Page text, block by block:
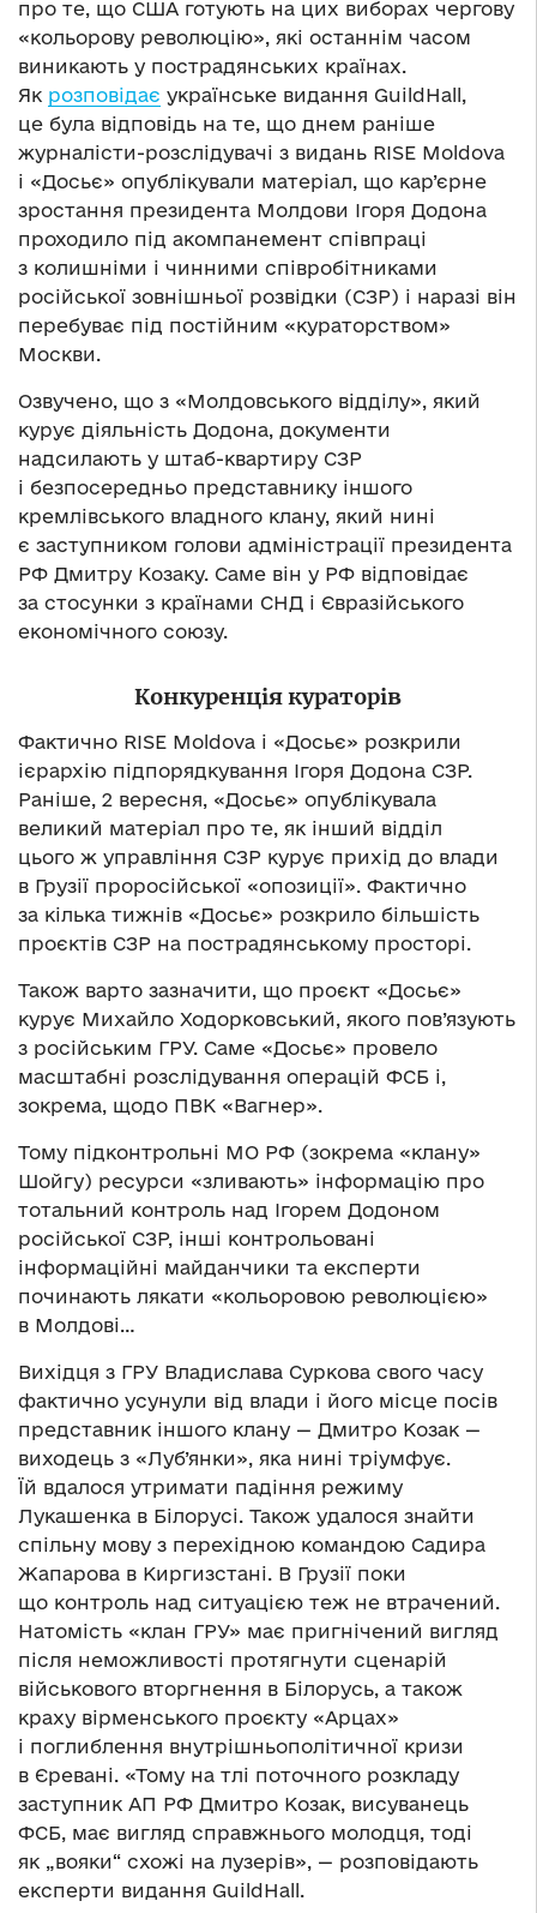
про те, що США готують на цих виборах чергову
«кольорову революцію», які останнім часом
виникають у пострадянських країнах.
Як розповідає українське видання GuildHall,
це була відповідь на те, що днем раніше
журналісти-розслідувачі з видань RISE Moldova
і «Досьє» опублікували матеріал, що кар’єрне
зростання президента Молдови Ігоря Додона
проходило під акомпанемент співпраці
з колишніми і чинними співробітниками
російської зовнішньої розвідки (СЗР) і наразі він
перебуває під постійним «кураторством»
Москви.
Озвучено, що з «Молдовського відділу», який
курує діяльність Додона, документи
надсилають у штаб-квартиру СЗР
і безпосередньо представнику іншого
кремлівського владного клану, який нині
є заступником голови адміністрації президента
РФ Дмитру Козаку. Саме він у РФ відповідає
за стосунки з країнами СНД і Євразійського
економічного союзу.
Конкуренція кураторів
Фактично RISE Moldova і «Досьє» розкрили
ієрархію підпорядкування Ігоря Додона СЗР.
Раніше, 2 вересня, «Досьє» опублікувала
великий матеріал про те, як інший відділ
цього ж управління СЗР курує прихід до влади
в Грузії проросійської «опозиції». Фактично
за кілька тижнів «Досьє» розкрило більшість
проєктів СЗР на пострадянському просторі.
Також варто зазначити, що проєкт «Досьє»
курує Михайло Ходорковський, якого пов’язують
з російським ГРУ. Саме «Досьє» провело
масштабні розслідування операцій ФСБ і,
зокрема, щодо ПВК «Вагнер».
Тому підконтрольні МО РФ (зокрема «клану»
Шойгу) ресурси «зливають» інформацію про
тотальний контроль над Ігорем Додоном
російської СЗР, інші контрольовані
інформаційні майданчики та експерти
починають лякати «кольоровою революцією»
в Молдові…
Вихідця з ГРУ Владислава Суркова свого часу
фактично усунули від влади і його місце посів
представник іншого клану — Дмитро Козак —
виходець з «Луб’янки», яка нині тріумфує.
Їй вдалося утримати падіння режиму
Лукашенка в Білорусі. Також удалося знайти
спільну мову з перехідною командою Садира
Жапарова в Киргизстані. В Грузії поки
що контроль над ситуацією теж не втрачений.
Натомість «клан ГРУ» має пригнічений вигляд
після неможливості протягнути сценарій
військового вторгнення в Білорусь, а також
краху вірменського проєкту «Арцах»
і поглиблення внутрішньополітичної кризи
в Єревані. «Тому на тлі поточного розкладу
заступник АП РФ Дмитро Козак, висуванець
ФСБ, має вигляд справжнього молодця, тоді
як „вояки“ схожі на лузерів», — розповідають
експерти видання GuildHall.